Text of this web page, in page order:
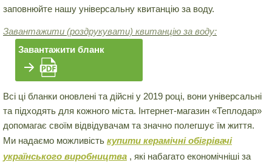
заповнюйте нашу універсальну квитанцію за воду.
Завантажити (роздрукувати) квитанцію за воду:
Завантажити бланк
Всі ці бланки оновлені та дійсні у 2019 році, вони універсальні
та підходять для кожного міста. Інтернет-магазин «Теплодар»
допомагає своїм відвідувачам та значно полегшує їм життя.
Ми надаємо можливість купити керамічні обігрівачі
українського виробництва , які набагато економічніші за